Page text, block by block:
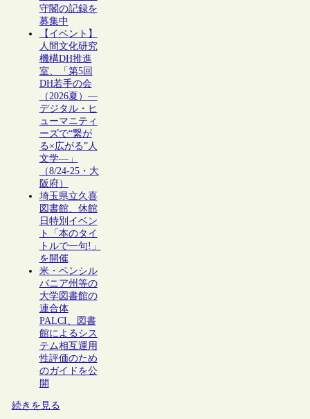
守閣の記録を
募集中
【イベント】
人間文化研究
機構DH推進
室、「第5回
DH若手の会
（2026夏）―
デジタル・ヒ
ューマニティ
ーズで“繋が
る×広がる”人
文学―」
（8/24-25・大
阪府）
埼玉県立久喜
図書館、休館
日特別イベン
ト「本のタイ
トルで一句!」
を開催
米・ペンシル
バニア州等の
大学図書館の
連合体
PALCI、図書
館によるシス
テム相互運用
性評価のため
のガイドを公
開
続きを見る